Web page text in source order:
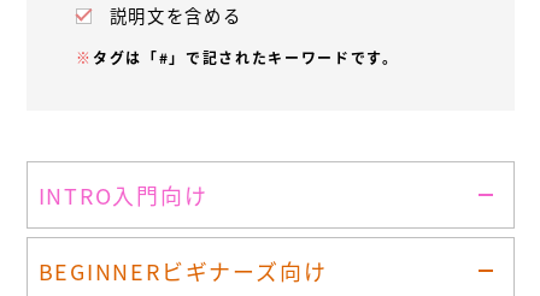
説明文を含める
※ タグは「#」で記されたキーワードです。
INTRO入門向け
BEGINNERビギナーズ向け